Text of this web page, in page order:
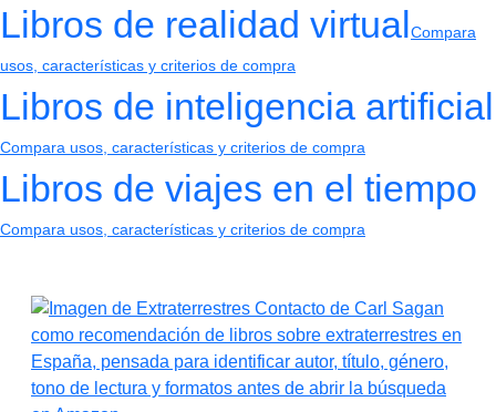
Libros de realidad virtualCompara
usos, características y criterios de compra
Libros de inteligencia artificial
Compara usos, características y criterios de compra
Libros de viajes en el tiempo
Compara usos, características y criterios de compra